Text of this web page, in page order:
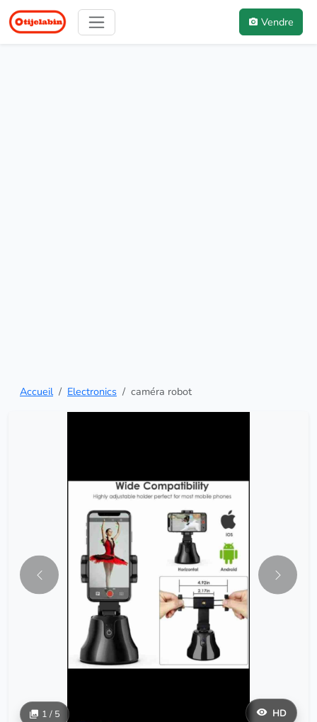
Vendre
Accueil Electronics caméra robot
HD
1 / 5